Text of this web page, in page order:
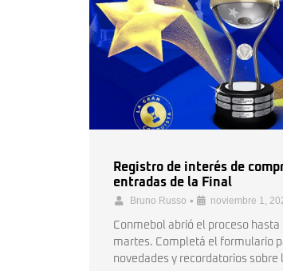
Registro de interés de
entradas de la Final
Bruno Russo • noviembre 1,
Conmebol abrió el proceso hasta
martes. Completá el formulario
novedades y recordatorios sobre